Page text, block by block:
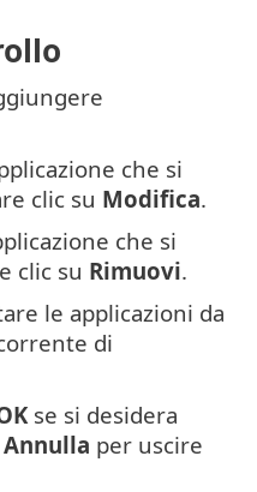
che si
clic su Modifica.
che si
clic su Rimuovi.
le applicazioni da
di
se si desidera
Annulla per uscire